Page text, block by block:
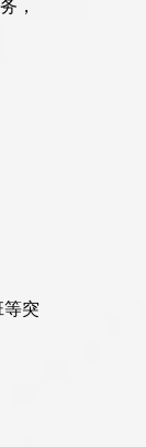
，
突